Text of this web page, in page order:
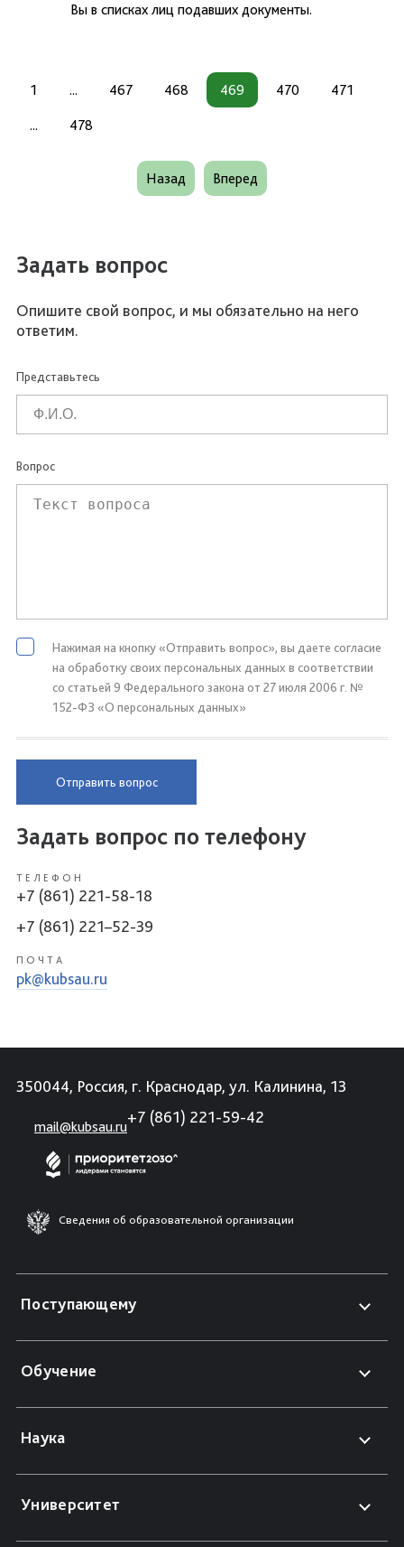
Вы в списках лиц подавших документы.
1 ... 467 468 469 470 471
... 478
Назад Вперед
Задать вопрос
Опишите свой вопрос, и мы обязательно на него
ответим.
Представьтесь
Вопрос
Нажимая на кнопку «Отправить вопрос», вы даете согласие
на обработку своих персональных данных в соответствии
со статьей 9 Федерального закона от 27 июля 2006 г. №
152-ФЗ «О персональных данных»
Отправить вопрос
Задать вопрос по телефону
ТЕЛЕФОН
+7 (861) 221-58-18
+7 (861) 221–52-39
ПОЧТА
pk@kubsau.ru
350044, Россия, г. Краснодар, ул. Калинина, 13
mail@kubsau.ru
+7 (861) 221-59-42
Сведения об образовательной организации
Поступающему
Обучение
Наука
Университет